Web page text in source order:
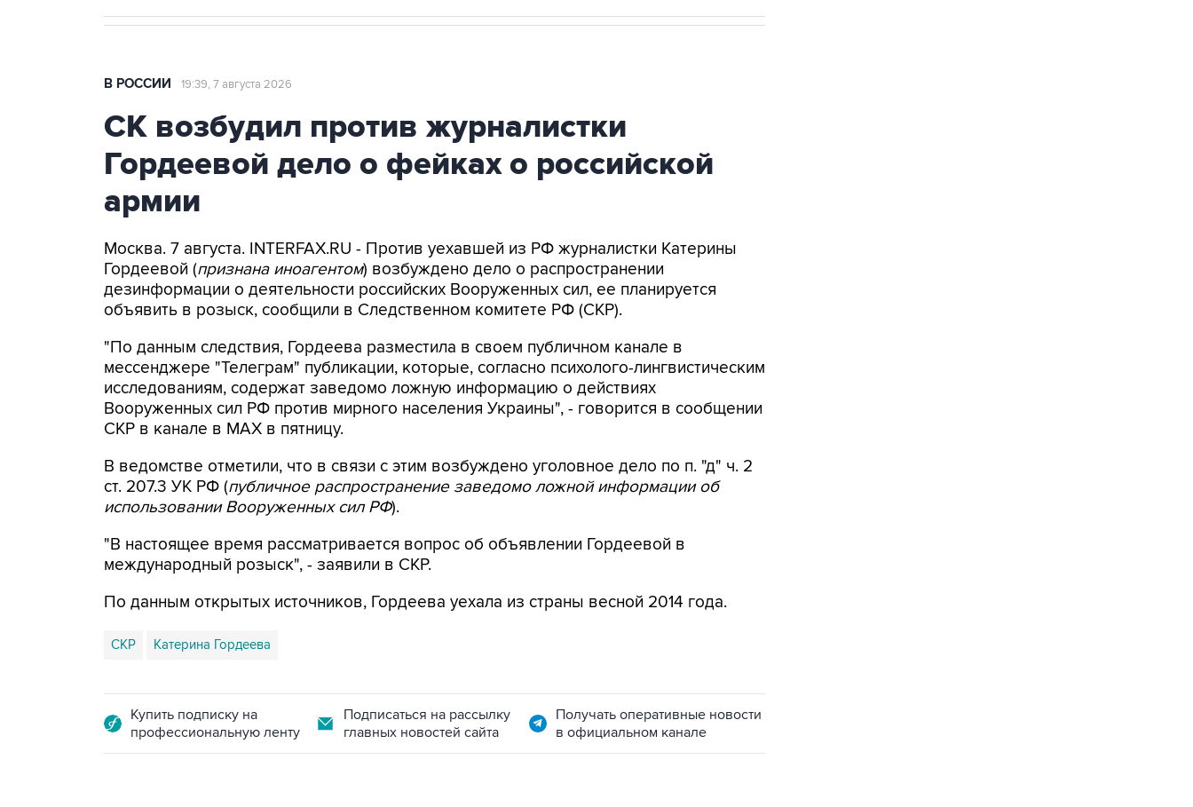
В РОССИИ 19:39, 7 августа 2026
СК возбудил против журналистки
Гордеевой дело о фейках о российской
армии
Москва. 7 августа. INTERFAX.RU - Против уехавшей из РФ журналистки Катерины
Гордеевой (признана иноагентом) возбуждено дело о распространении
дезинформации о деятельности российских Вооруженных сил, ее планируется
объявить в розыск, сообщили в Следственном комитете РФ (СКР).
"По данным следствия, Гордеева разместила в своем публичном канале в
мессенджере "Телеграм" публикации, которые, согласно психолого-лингвистическим
исследованиям, содержат заведомо ложную информацию о действиях
Вооруженных сил РФ против мирного населения Украины", - говорится в сообщении
СКР в канале в MAX в пятницу.
В ведомстве отметили, что в связи с этим возбуждено уголовное дело по п. "д" ч. 2
ст. 207.3 УК РФ (публичное распространение заведомо ложной информации об
использовании Вооруженных сил РФ).
"В настоящее время рассматривается вопрос об объявлении Гордеевой в
международный розыск", - заявили в СКР.
По данным открытых источников, Гордеева уехала из страны весной 2014 года.
СКР Катерина Гордеева
Купить подписку на
профессиональную ленту
Подписаться на рассылку
главных новостей сайта
Получать оперативные новости
в официальном канале